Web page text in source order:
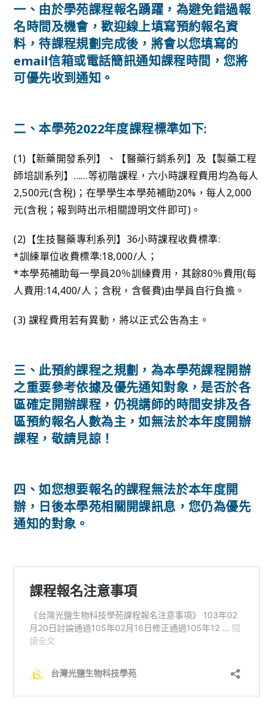
一、由於學苑課程報名踴躍，為避免錯過報
名時間及機會，歡迎線上填寫預約報名資
料，待課程規劃完成後，將會以您填寫的
email信箱或電話簡訊通知課程時間，您將
可優先收到通知。
二、本學苑2022年度課程標準如下:
(1)【新藥開發系列】、【醫藥行銷系列】及【製藥工程
師培訓系列】……等初階課程，六小時課程費用均為每人
2,500元(含稅)；在學學生本學苑補助20%，每人2,000
元(含稅；報到時出示相關證明文件即可)。
(2)【生技醫藥專利系列】36小時課程收費標準:
*訓練單位收費標準:18,000/人；
*本學苑補助每一學員20％訓練費用，其餘80％費用(每
人費用:14,400/人；含稅，含餐費)由學員自行負擔。
(3) 課程費用若有異動，將以正式公告為主。
三、此預約課程之規劃，為本學苑課程開辦
之重要參考依據及優先通知對象，是否於各
區確定開辦課程，仍視講師的時間安排及各
區預約報名人數為主，如無法於本年度開辦
課程，敬請見諒！
四、如您想要報名的課程無法於本年度開
辦，日後本學苑相關開課訊息，您仍為優先
通知的對象。